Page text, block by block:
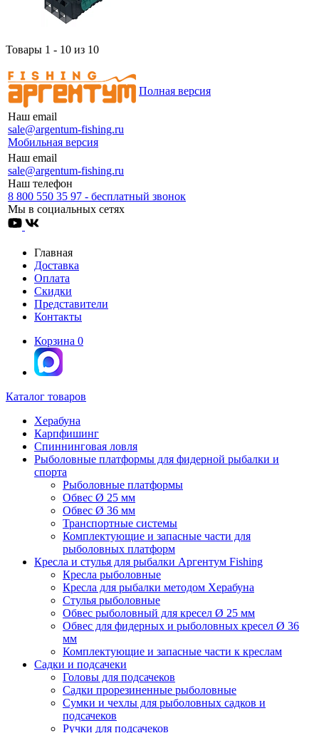
Товары 1 - 10 из 10
Наш email
sale@argentum-fishing.ru
Мобильная версия
Полная версия
Наш email
sale@argentum-fishing.ru
Наш телефон
8 800 550 35 97 - бесплатный звонок
Мы в социальных сетях
Главная
Доставка
Оплата
Скидки
Представители
Контакты
Корзина 0
Каталог товаров
Херабуна
Карпфишинг
Спиннинговая ловля
Рыболовные платформы для фидерной рыбалки и
спорта
Рыболовные платформы
Обвес Ø 25 мм
Обвес Ø 36 мм
Транспортные системы
Комплектующие и запасные части для
рыболовных платформ
Кресла и стулья для рыбалки Аргентум Fishing
Кресла рыболовные
Кресла для рыбалки методом Херабуна
Стулья рыболовные
Обвес рыболовный для кресел Ø 25 мм
Обвес для фидерных и рыболовных кресел Ø 36
мм
Комплектующие и запасные части к креслам
Садки и подсачеки
Головы для подсачеков
Садки прорезиненные рыболовные
Сумки и чехлы для рыболовных садков и
подсачеков
Ручки для подсачеков